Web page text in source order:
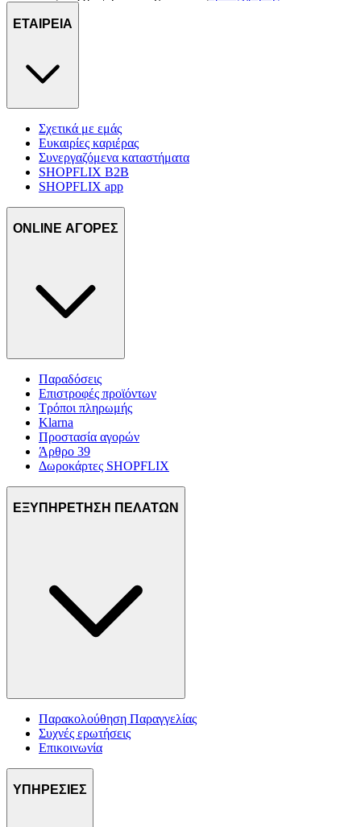
ΕΤΑΙΡΕΙΑ
Σχετικά με εμάς
Ευκαιρίες καριέρας
Συνεργαζόμενα καταστήματα
SHOPFLIX B2B
SHOPFLIX app
ONLINE ΑΓΟΡΕΣ
Παραδόσεις
Επιστροφές προϊόντων
Τρόποι πληρωμής
Klarna
Προστασία αγορών
Άρθρο 39
Δωροκάρτες SHOPFLIX
ΕΞΥΠΗΡΕΤΗΣΗ ΠΕΛΑΤΩΝ
Παρακολούθηση Παραγγελίας
Συχνές ερωτήσεις
Επικοινωνία
ΥΠΗΡΕΣΙΕΣ